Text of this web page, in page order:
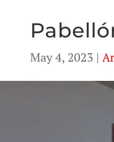
May 4, 2023 |